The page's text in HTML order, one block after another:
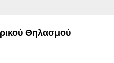
Θηλασμού